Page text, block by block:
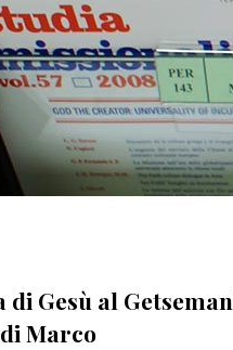
di Gesù al
Marco